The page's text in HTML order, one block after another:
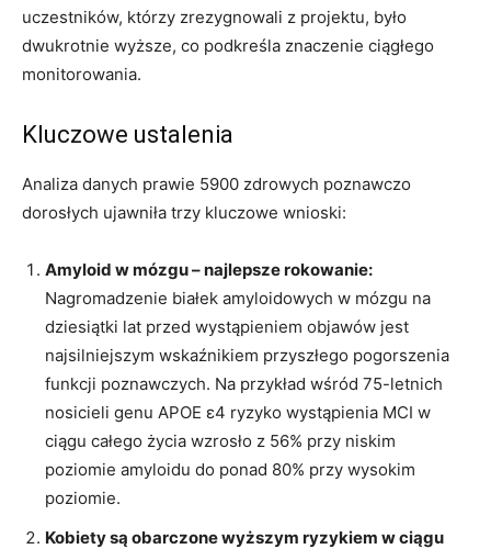
uczestników, którzy zrezygnowali z projektu, było
dwukrotnie wyższe, co podkreśla znaczenie ciągłego
monitorowania.
Kluczowe ustalenia
Analiza danych prawie 5900 zdrowych poznawczo
dorosłych ujawniła trzy kluczowe wnioski:
Amyloid w mózgu – najlepsze rokowanie:
Nagromadzenie białek amyloidowych w mózgu na
dziesiątki lat przed wystąpieniem objawów jest
najsilniejszym wskaźnikiem przyszłego pogorszenia
funkcji poznawczych. Na przykład wśród 75-letnich
nosicieli genu APOE ε4 ryzyko wystąpienia MCI w
ciągu całego życia wzrosło z 56% przy niskim
poziomie amyloidu do ponad 80% przy wysokim
poziomie.
Kobiety są obarczone wyższym ryzykiem w ciągu